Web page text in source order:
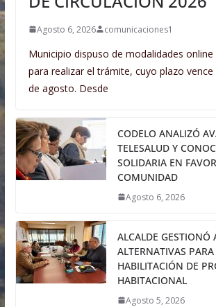
Agosto 6, 2026 comunicaciones1
Municipio dispuso de modalidades online
para realizar el trámite, cuyo plazo vence
de agosto. Desde
CODELO ANALIZÓ
TELESALUD Y
SOLIDARIA EN
COMUNIDAD
Agosto 6, 2026
ALCALDE GESTIONÓ
ALTERNATIVAS
HABILITACIÓN DE
HABITACIONAL
Agosto 5, 2026